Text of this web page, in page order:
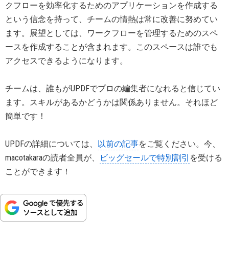
クフローを効率化するためのアプリケーションを作成する
という信念を持って、チームの情熱は常に改善に努めてい
ます。展望としては、ワークフローを管理するためのスペ
ースを作成することが含まれます。このスペースは誰でも
アクセスできるようになります。
チームは、誰もがUPDFでプロの編集者になれると信じてい
ます。スキルがあるかどうかは関係ありません。それほど
簡単です！
UPDFの詳細については、 以前の記事をご覧ください。今、
macotakaraの読者全員が、
ビッグセールで特別割引 を受ける
ことができます！